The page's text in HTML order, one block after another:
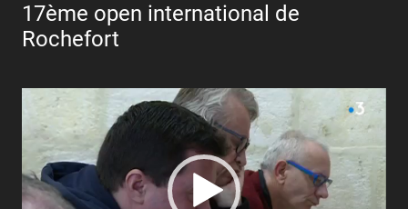
17ème open international de
Rochefort
Lecteur